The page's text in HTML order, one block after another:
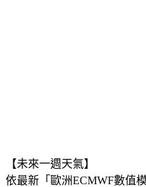
【未來一週天氣】
依最新「歐洲ECMWF數值